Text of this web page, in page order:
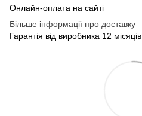
Онлайн-оплата на сайті
Більше інформації про доставку
Гарантія від виробника 12 місяців.